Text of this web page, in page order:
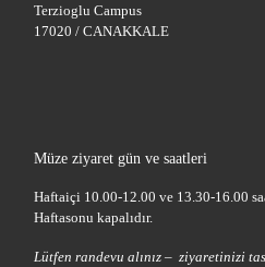
Terzioglu Campus
17020 / CANAKKALE
Müze ziyaret gün ve saatleri
Haftaiçi 10.00-12.00 ve 13.30-16.00
Haftasonu kapalıdır.
Lütfen randevu alınız – ziyaretinizi